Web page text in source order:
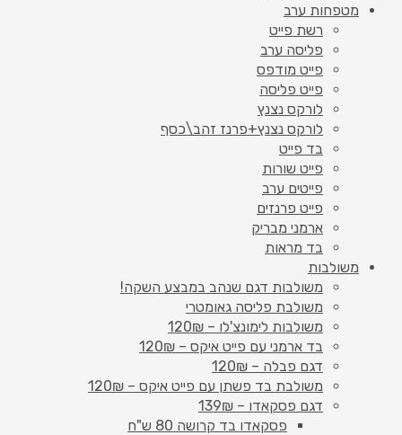
מטפחות ערב
רשת פייט
פליסה ערב
פייט מודפס
פייט פליסה
לורקס נצנץ
לורקס נצנץ+פרנז זהב\כסף
בד פייט
פייט שורות
פייטים ערב
פייט פרנזים
ארמני מבריק
בד מראות
משולבות
משולבות דגם שנהב במבצע השקה!
משולבת פליסה גאומטרי
משולבות לימונצ'לו – 120₪
בד ארמני עם פייט איקס – 120₪
דגם פבלה – 120₪
משולבת בד פשתן עם פייט איקס – 120₪
דגם פסקאדו – 139₪
פסקאדו בד קרושה 80 ש"ח